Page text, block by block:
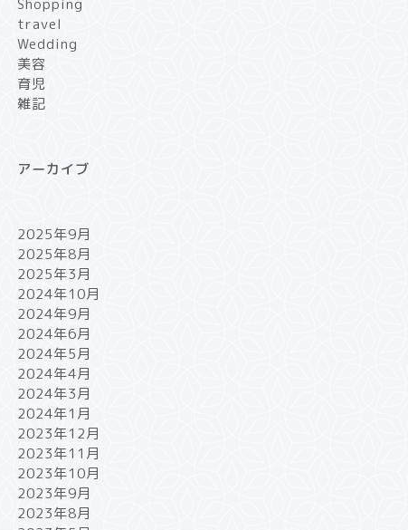
travel
Wedding
美容
育児
雑記
アーカイブ
2025年9月
2025年8月
2025年3月
2024年10月
2024年9月
2024年6月
2024年5月
2024年4月
2024年3月
2024年1月
2023年12月
2023年11月
2023年10月
2023年9月
2023年8月